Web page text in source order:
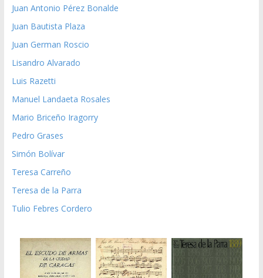
Juan Antonio Pérez Bonalde
Juan Bautista Plaza
Juan German Roscio
Lisandro Alvarado
Luis Razetti
Manuel Landaeta Rosales
Mario Briceño Iragorry
Pedro Grases
Simón Bolívar
Teresa Carreño
Teresa de la Parra
Tulio Febres Cordero